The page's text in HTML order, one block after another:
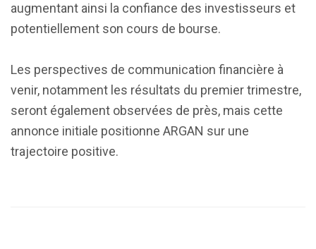
augmentant ainsi la confiance des investisseurs et
potentiellement son cours de bourse.
Les perspectives de communication financière à
venir, notamment les résultats du premier trimestre,
seront également observées de près, mais cette
annonce initiale positionne ARGAN sur une
trajectoire positive.